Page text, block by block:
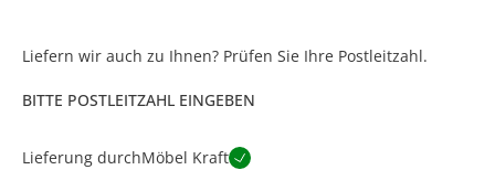
Liefern wir auch zu Ihnen? Prüfen Sie Ihre Postleitzahl.
BITTE POSTLEITZAHL EINGEBEN
Lieferung durchMöbel Kraft